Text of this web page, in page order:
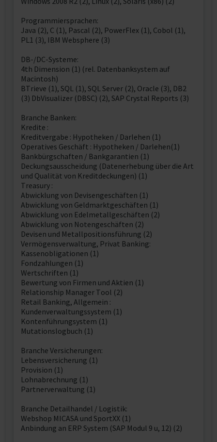
Programmiersprachen:
Java (2), C (1), Pascal (2), PowerFlex (1), Cobol (1),
PL1 (3), IBM Websphere (3)
DB-/DC-Systeme:
4th Dimension (1) (rel. Datenbanksystem auf
Macintosh)
BTrieve (1), SQL (1), SQL Server (2), Oracle (3), DB2
(3) DbVisualizer (DBSC) (2), SAP Crystal Reports (3)
Branche Banken:
Kredite :
Kreditvergabe : Hypotheken / Darlehen (1)
Operatives Geschäft : Hypotheken / Darlehen(1)
Bankbürgschaften / Bankgarantien (1)
Deckungsausscheidung (Datenerhebung über die Art
und Qualität von Kreditdeckungen) (1)
Treasury :
Abwicklung von Devisengeschäften (1)
Abwicklung von Geldmarktgeschäften (1)
Abwicklung von Edelmetallgeschäften (2)
Abwicklung von Notengeschäften (2)
Devisen und Metallpositionsführung (2)
Vermögensverwaltung, Privat Banking:
Kassenobligationen (1)
Fondzahlungen (1)
Wertschriften (1)
Bewertung von Firmen und Aktien (1)
Relationship Manager Tool (2)
Retail Banking, Allgemein :
Kundenverwaltungssystem (1)
Kontenführungsystem (1)
Mutationslogbuch (1)
Branche Versicherungen:
Lebensversicherung (1)
Provision (1)
Lohnabrechnung (1)
Partnerverwaltung (1)
Branche Detailhandel / Logistik:
Webshop MICASA und SportXX (1)
Anbindung an ERP System (SAP Modul 9 u, 12) (2)